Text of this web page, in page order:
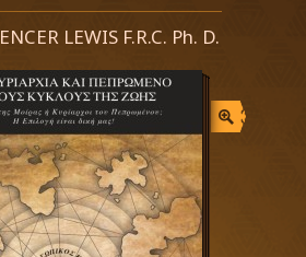
LEWIS F.R.C. Ph. D.